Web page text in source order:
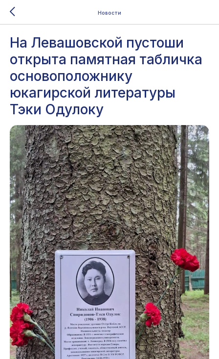
Новости
На Левашовской пустоши
открыта памятная табличка
основоположнику
юкагирской литературы
Тэки Одулоку